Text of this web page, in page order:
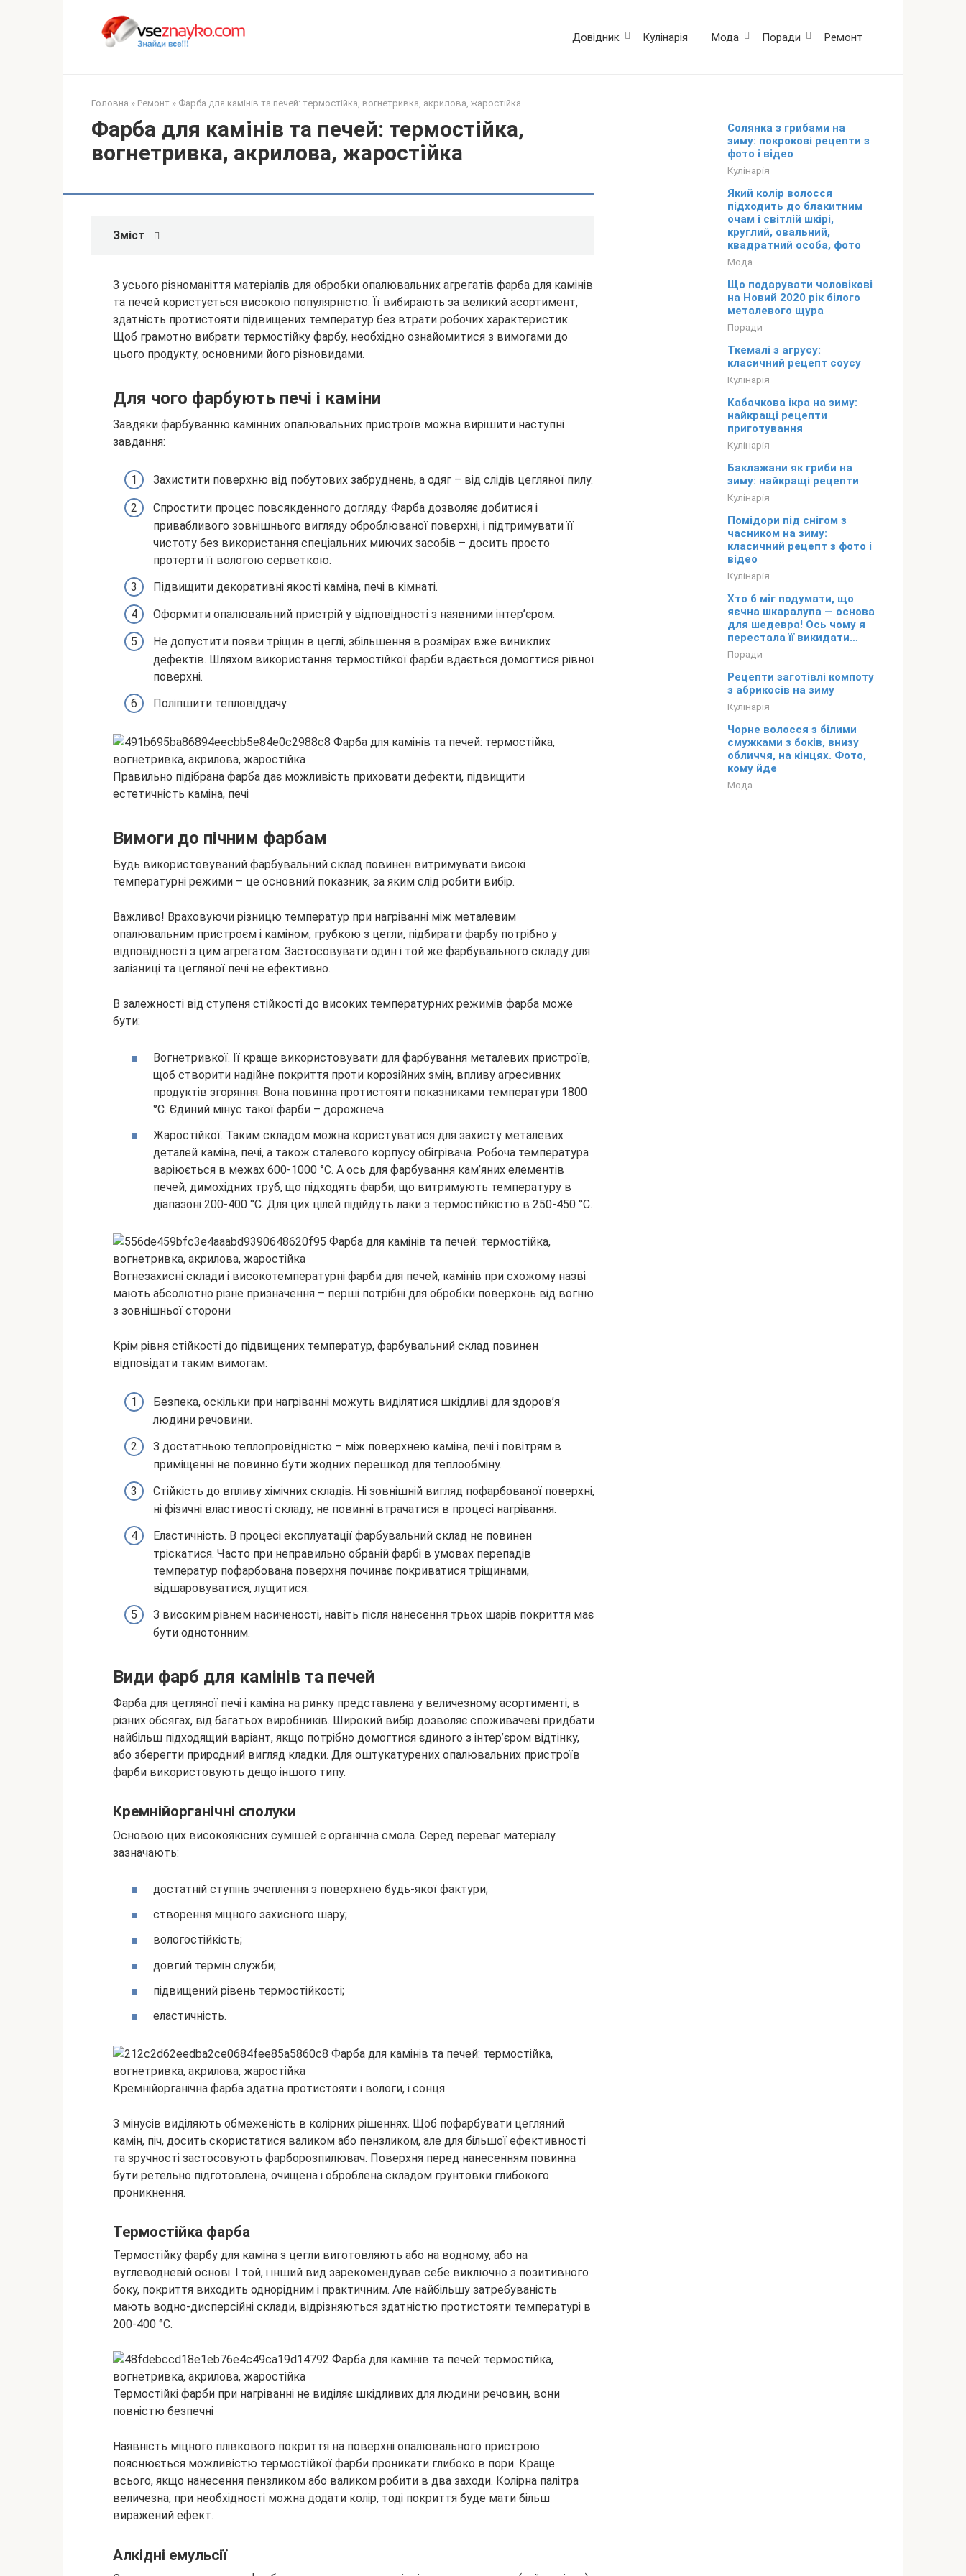
Довідник Кулінарія Мода Поради Ремонт
Головна » Ремонт » Фарба для камінів та печей: термостійка, вогнетривка, акрилова, жаростійка
Фарба для камінів та печей: термостійка,
вогнетривка, акрилова, жаростійка
Зміст
З усього різноманіття матеріалів для обробки опалювальних агрегатів фарба для камінів
та печей користується високою популярністю. Її вибирають за великий асортимент,
здатність протистояти підвищених температур без втрати робочих характеристик.
Щоб грамотно вибрати термостійку фарбу, необхідно ознайомитися з вимогами до
цього продукту, основними його різновидами.
Для чого фарбують печі і каміни
Завдяки фарбуванню камінних опалювальних пристроїв можна вирішити наступні
завдання:
Захистити поверхню від побутових забруднень, а одяг – від слідів цегляної пилу.
Спростити процес повсякденного догляду. Фарба дозволяє добитися і
привабливого зовнішнього вигляду оброблюваної поверхні, і підтримувати її
чистоту без використання спеціальних миючих засобів – досить просто
протерти її вологою серветкою.
Підвищити декоративні якості каміна, печі в кімнаті.
Оформити опалювальний пристрій у відповідності з наявними інтер’єром.
Не допустити появи тріщин в цеглі, збільшення в розмірах вже виниклих
дефектів. Шляхом використання термостійкої фарби вдається домогтися рівної
поверхні.
Поліпшити тепловіддачу.
Правильно підібрана фарба дає можливість приховати дефекти, підвищити
естетичність каміна, печі
Вимоги до пічним фарбам
Будь використовуваний фарбувальний склад повинен витримувати високі
температурні режими – це основний показник, за яким слід робити вибір.
Важливо! Враховуючи різницю температур при нагріванні між металевим
опалювальним пристроєм і каміном, грубкою з цегли, підбирати фарбу потрібно у
відповідності з цим агрегатом. Застосовувати один і той же фарбувального складу для
залізниці та цегляної печі не ефективно.
В залежності від ступеня стійкості до високих температурних режимів фарба може
бути:
Вогнетривкої. Її краще використовувати для фарбування металевих пристроїв,
щоб створити надійне покриття проти корозійних змін, впливу агресивних
продуктів згоряння. Вона повинна протистояти показниками температури 1800
°C. Єдиний мінус такої фарби – дорожнеча.
Жаростійкої. Таким складом можна користуватися для захисту металевих
деталей каміна, печі, а також сталевого корпусу обігрівача. Робоча температура
варіюється в межах 600-1000 °C. А ось для фарбування кам’яних елементів
печей, димохідних труб, що підходять фарби, що витримують температуру в
діапазоні 200-400 °C. Для цих цілей підійдуть лаки з термостійкістю в 250-450 °C.
Вогнезахисні склади і високотемпературні фарби для печей, камінів при схожому назві
мають абсолютно різне призначення – перші потрібні для обробки поверхонь від вогню
з зовнішньої сторони
Крім рівня стійкості до підвищених температур, фарбувальний склад повинен
відповідати таким вимогам:
Безпека, оскільки при нагріванні можуть виділятися шкідливі для здоров’я
людини речовини.
З достатньою теплопровідністю – між поверхнею каміна, печі і повітрям в
приміщенні не повинно бути жодних перешкод для теплообміну.
Стійкість до впливу хімічних складів. Ні зовнішній вигляд пофарбованої поверхні,
ні фізичні властивості складу, не повинні втрачатися в процесі нагрівання.
Еластичність. В процесі експлуатації фарбувальний склад не повинен
тріскатися. Часто при неправильно обраній фарбі в умовах перепадів
температур пофарбована поверхня починає покриватися тріщинами,
відшаровуватися, лущитися.
З високим рівнем насиченості, навіть після нанесення трьох шарів покриття має
бути однотонним.
Види фарб для камінів та печей
Фарба для цегляної печі і каміна на ринку представлена у величезному асортименті, в
різних обсягах, від багатьох виробників. Широкий вибір дозволяє споживачеві придбати
найбільш підходящий варіант, якщо потрібно домогтися єдиного з інтер’єром відтінку,
або зберегти природний вигляд кладки. Для оштукатурених опалювальних пристроїв
фарби використовують дещо іншого типу.
Кремнійорганічні сполуки
Основою цих високоякісних сумішей є органічна смола. Серед переваг матеріалу
зазначають:
достатній ступінь зчеплення з поверхнею будь-якої фактури;
створення міцного захисного шару;
вологостійкість;
довгий термін служби;
підвищений рівень термостійкості;
еластичність.
Кремнійорганічна фарба здатна протистояти і вологи, і сонця
З мінусів виділяють обмеженість в колірних рішеннях. Щоб пофарбувати цегляний
камін, піч, досить скористатися валиком або пензликом, але для більшої ефективності
та зручності застосовують фарборозпилювач. Поверхня перед нанесенням повинна
бути ретельно підготовлена, очищена і оброблена складом грунтовки глибокого
проникнення.
Термостійка фарба
Термостійку фарбу для каміна з цегли виготовляють або на водному, або на
вуглеводневій основі. І той, і інший вид зарекомендував себе виключно з позитивного
боку, покриття виходить однорідним і практичним. Але найбільшу затребуваність
мають водно-дисперсійні склади, відрізняються здатністю протистояти температурі в
200-400 °C.
Термостійкі фарби при нагріванні не виділяє шкідливих для людини речовин, вони
повністю безпечні
Наявність міцного плівкового покриття на поверхні опалювального пристрою
пояснюється можливістю термостійкої фарби проникати глибоко в пори. Краще
всього, якщо нанесення пензликом або валиком робити в два заходи. Колірна палітра
величезна, при необхідності можна додати колір, тоді покриття буде мати більш
виражений ефект.
Алкідні емульсії
Солянка з грибами на
зиму: покрокові рецепти з
фото і відео
Кулінарія
Який колір волосся
підходить до блакитним
очам і світлій шкірі,
круглий, овальний,
квадратний особа, фото
Мода
Що подарувати чоловікові
на Новий 2020 рік білого
металевого щура
Поради
Ткемалі з агрусу:
класичний рецепт соусу
Кулінарія
Кабачкова ікра на зиму:
найкращі рецепти
приготування
Кулінарія
Баклажани як гриби на
зиму: найкращі рецепти
Кулінарія
Помідори під снігом з
часником на зиму:
класичний рецепт з фото і
відео
Кулінарія
Хто б міг подумати, що
яєчна шкаралупа — основа
для шедевра! Ось чому я
перестала її викидати…
Поради
Рецепти заготівлі компоту
з абрикосів на зиму
Кулінарія
Чорне волосся з білими
смужками з боків, внизу
обличчя, на кінцях. Фото,
кому йде
Мода